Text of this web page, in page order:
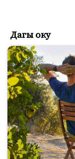
Дагы оку